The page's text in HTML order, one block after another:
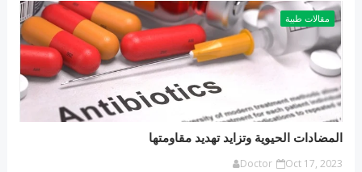
مقالات طبية
المضادات الحيوية وتزايد تهديد مقاومتها
Doctor Oct 17, 2023